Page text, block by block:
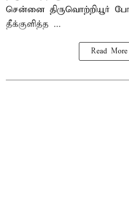
சென்னை திருவொற்றியூர்
தீக்குளித்த ...
Read More